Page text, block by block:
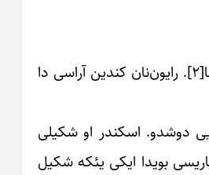
و اسکندر کوماندیره دئمه‌دی کی، کند یئرینده شکیل چکدیرمک نه بویدا ایشدی. اوشاغی گرک آپارالار رایونا[۲]. رایون‌نان کندین آراسی دا
دوشدو. اسکندر او شکیلی
بویدا ایکی یئکه شکیل